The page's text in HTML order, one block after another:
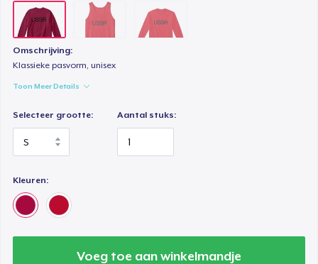
Omschrijving:
Klassieke pasvorm, unisex
Toon Meer Details
Selecteer grootte: Aantal stuks:
Kleuren:
Voeg toe aan winkelmandje